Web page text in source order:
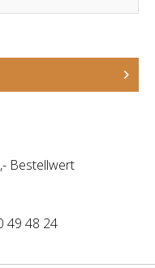
Bestellwert
49 48 24